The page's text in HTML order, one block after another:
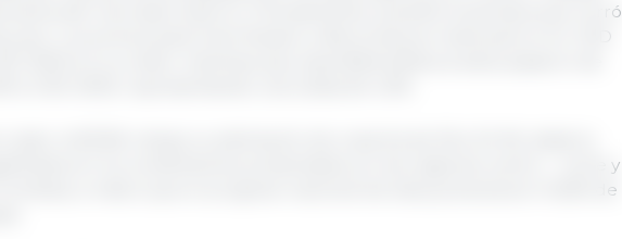
del mercado externo. Precisamente, durante la semana que cerró
junio. Los precios para Gran Rosario y Necochea se mantuvieron en USD
200/t en su orden, mientras qué, para Bahía Blanca estos pasaron de
a USD 200/t, representando una caída de 4,3%.
lado, la BCBA redujo su estimación de cosecha de 36 a 34 Mt, dada la
en los rendimientos presentados en las regiones centro – norte y
e indicó que el progreso nacional de esta ya alcanza el 43,6% de